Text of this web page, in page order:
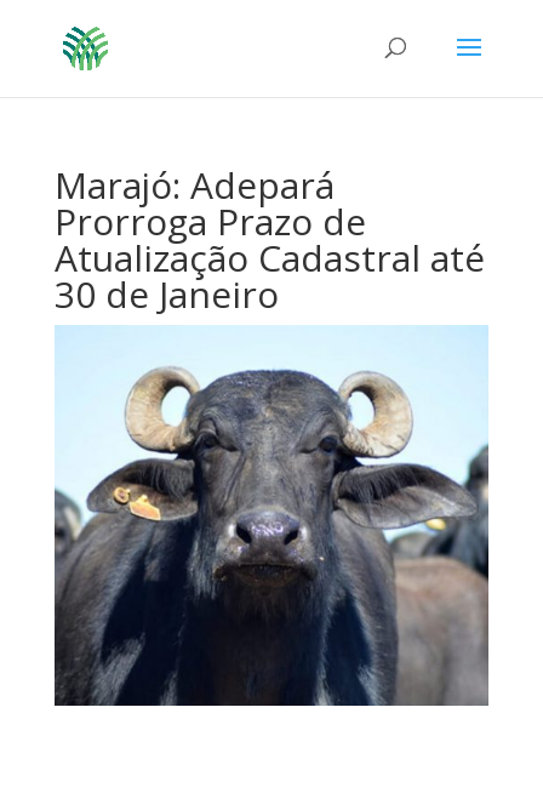
Marajó: Adepará
Prorroga Prazo de
Atualização Cadastral até
30 de Janeiro